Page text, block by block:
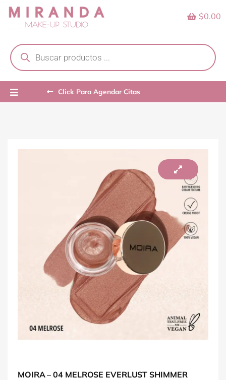
Skip
search
$0.00
Click Para Agendar Citas
MOIRA – 04 MELROSE EVERLUST SHIMMER